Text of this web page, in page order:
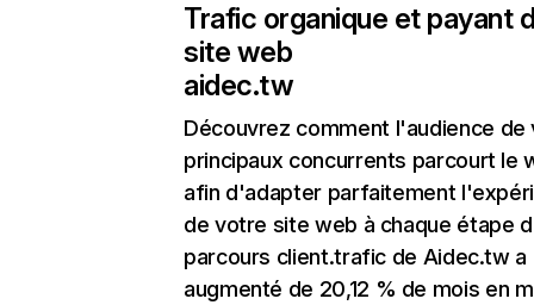
Trafic organique et payant
site web
aidec.tw
Découvrez comment l'audience de
principaux concurrents parcourt le
afin d'adapter parfaitement
de votre site web à chaque étape
parcours client.trafic de Aidec.tw a
augmenté de 20,12 % de mois en